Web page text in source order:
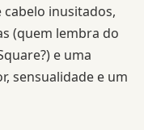
inusitados,
(quem lembra do
e uma
sensualidade e um